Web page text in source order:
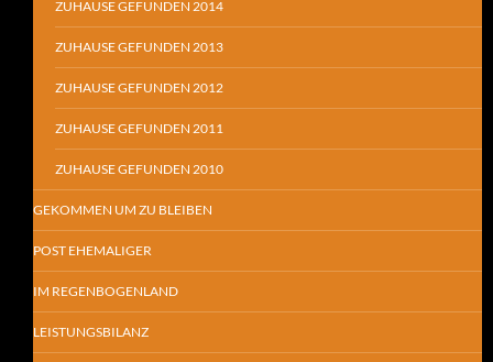
ZUHAUSE GEFUNDEN 2014
ZUHAUSE GEFUNDEN 2013
ZUHAUSE GEFUNDEN 2012
ZUHAUSE GEFUNDEN 2011
ZUHAUSE GEFUNDEN 2010
GEKOMMEN UM ZU BLEIBEN
POST EHEMALIGER
IM REGENBOGENLAND
LEISTUNGSBILANZ